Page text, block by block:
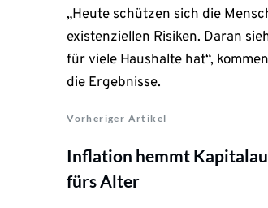
„Heute schützen sich die
existenziellen Risiken. Daran
für viele Haushalte hat“,
die Ergebnisse.
Vorheriger Artikel
Inflation hemmt
fürs Alter